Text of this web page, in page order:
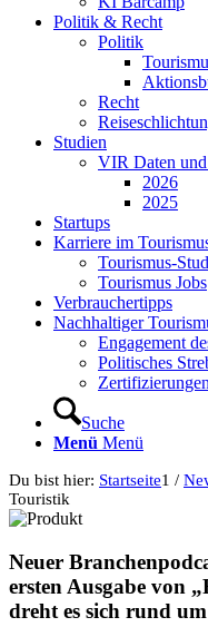
Politik & Recht
Politik
Recht
Studien
VIR Daten
2026
2025
Startups
Karriere im
Tourismus-
Tourismus Jobs
Verbrauchertipps
Nachhaltiger
Engagement
Politisches
Zertifizierungen
Suche
Menü Menü
Du bist hier: Startseite1 /
Touristik
Neuer
ersten Ausgabe von „
dreht es sich rund